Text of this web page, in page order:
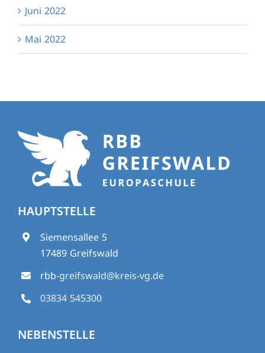
Juni 2022
Mai 2022
HAUPTSTELLE
Siemensallee 5
17489 Greifswald
rbb-greifswald@kreis-vg.de
03834 545300
NEBENSTELLE